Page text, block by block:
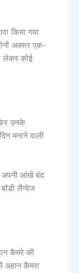
किया गया
अक्सर एक-
लेकर कोई
उनके
मनाने वाली
अपनी आंखें बंद
लैंग्वेज
कैमरे की
अहान कैमरा